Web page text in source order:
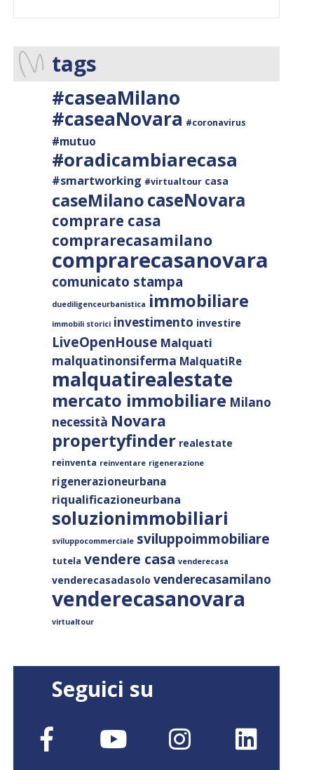
tags
#caseaMilano
#caseaNovara #coronavirus
#mutuo
#oradicambiarecasa
#smartworking #virtualtour casa
caseMilanocaseNovara
comprare casa
comprarecasamilano
comprarecasanovara
comunicato stampa
duediligenceurbanistica immobiliare
immobili storici investimento investire
LiveOpenHouse Malquati
malquatinonsiferma MalquatiRe
malquatirealestate
mercato immobiliare Milano
necessità Novara
propertyfinder realestate
reinventa reinventare rigenerazione
rigenerazioneurbana
riqualificazioneurbana
soluzionimmobiliari
sviluppocommerciale sviluppoimmobiliare
tutela vendere casa venderecasa
venderecasadasolo venderecasamilano
venderecasanovara
virtualtour
Seguici su